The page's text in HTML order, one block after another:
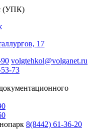
(УПК)
17
volgtehkol@volganet.ru
73
8(8442) 61-36-20